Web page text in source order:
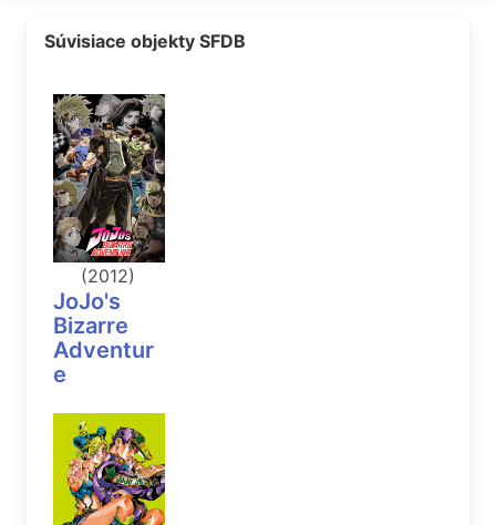
Súvisiace objekty SFDB
(2012)
JoJo's
Bizarre
Adventur
e